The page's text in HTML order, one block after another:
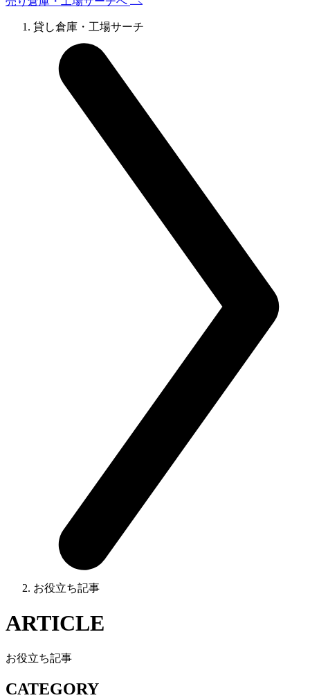
貸し倉庫・工場サーチ
お役立ち記事
ARTICLE
お役立ち記事
CATEGORY